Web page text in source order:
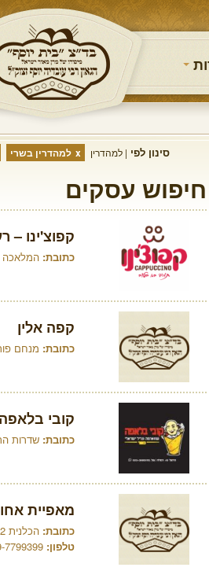
סינון לפי למהדרין למהדרין בשרי
חיפוש עסקים
קפוצ'ינו –
כתובת: המלאכה 2,
קפה אלין
כתובת: מנחם פורוש 1,
קובי
כתובת: שדרות הרצל
מאפיית
כתובת: הכלנית 2, רעננה
טלפון: 7799399